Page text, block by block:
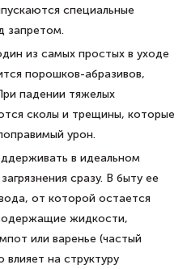
специальные
запретом.
из самых простых в уходе
порошков-абразивов,
падении тяжелых
сколы и трещины, которые
урон.
в идеальном
сразу. В быту ее
от которой остается
жидкости,
или варенье (частый
влияет на структуру